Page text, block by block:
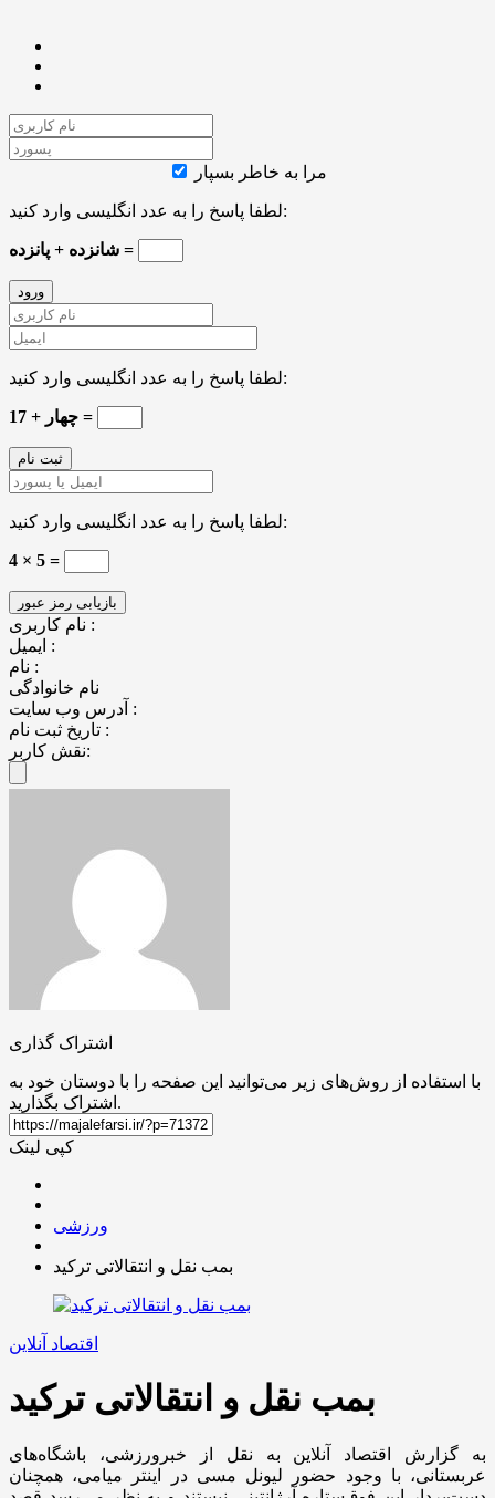
مرا به خاطر بسپار
لطفا پاسخ را به عدد انگلیسی وارد کنید:
شانزده + پانزده =
لطفا پاسخ را به عدد انگلیسی وارد کنید:
چهار + 17 =
لطفا پاسخ را به عدد انگلیسی وارد کنید:
4 × 5 =
نام کاربری :
ایمیل :
نام :
نام خانوادگی
آدرس وب سایت :
تاریخ ثبت نام :
نقش کاربر:
اشتراک گذاری
با استفاده از روش‌های زیر می‌توانید این صفحه را با دوستان خود به
اشتراک بگذارید.
کپی لینک
ورزشی
بمب نقل‌ و انتقالاتی ترکید
اقتصاد آنلاین
بمب نقل‌ و انتقالاتی ترکید
به گزارش اقتصاد آنلاین به نقل از خبرورزشی، باشگاه‌های
عربستانی، با وجود حضور لیونل مسی در اینتر میامی، همچنان